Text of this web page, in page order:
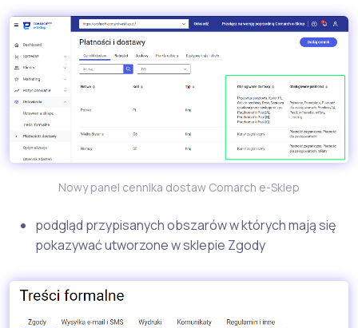
Nowy panel cennika dostaw Comarch e-Sklep
podgląd przypisanych obszarów w których mają się
pokazywać utworzone w sklepie Zgody